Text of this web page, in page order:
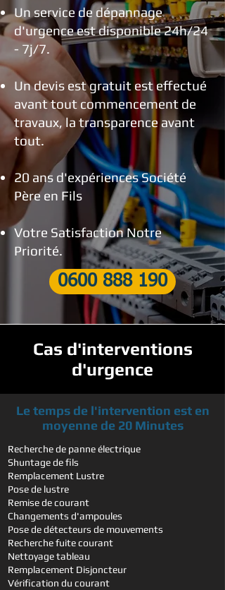
Un service de dépannage
d'urgence est disponible 24h/24
- 7j/7.
Un devis est gratuit est effectué
avant tout commencement de
travaux, la transparence avant
tout.
20 ans d'expériences Société
Père en Fils
Votre Satisfaction Notre
Priorité.
0600 888 190
Le temps de l'intervention est en
moyenne de 20 Minutes
Recherche de panne électrique
Shuntage de fils
Remplacement Lustre
Pose de lustre
Remise de courant
Changements d'ampoules
Pose de détecteurs de mouvements
Recherche fuite courant
Nettoyage tableau
Remplacement Disjoncteur
Vérification du courant
Cas d'interventions
d'urgence